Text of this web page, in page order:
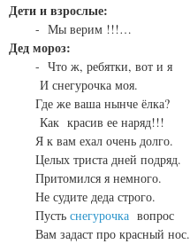
Дети и взрослые:
- Мы верим !!!…
Дед мороз:
- Что ж, ребятки, вот и я
И снегурочка моя.
Где же ваша нынче ёлка?
Как красив ее наряд!!!
Я к вам ехал очень долго.
Целых триста дней подряд.
Притомился я немного.
Не судите деда строго.
Пусть снегурочка вопрос
Вам задаст про красный нос.